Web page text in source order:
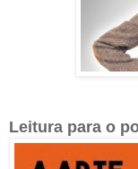
Leitura para o